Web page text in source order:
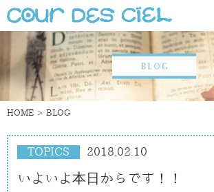
HOME BLOG
TOPICS 2018.02.10
いよいよ本日からです！！